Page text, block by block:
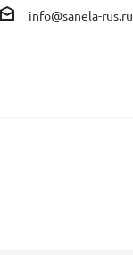
info@sanela-rus.ru